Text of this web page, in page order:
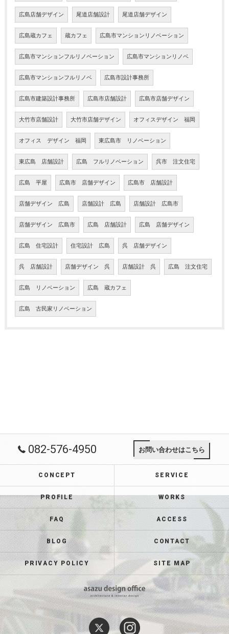
広島店舗デザイン 尾道店舗設計 尾道店舗デザイン
広島蔵カフェ 蔵カフェ 広島市マンションリノベーション
広島市マンションフルリノベーション 広島市マンションリノベ
広島市マンションフルリノベ 広島市設計事務所
広島市建築設計事務所 広島市店舗設計 広島市店舗デザイン
大竹市店舗設計 大竹市店舗デザイン オフィスデザイン 福岡
オフィス デザイン 福岡 東広島市 リノベーション
東広島 店舗設計 広島 フルリノベーション 呉市 注文住宅
広島 平屋 広島市 店舗デザイン 広島市 店舗設計
店舗デザイン 広島 店舗設計 広島 店舗設計 広島市
店舗デザイン 広島市 広島 店舗設計 広島 店舗デザイン
広島 住宅設計 住宅設計 広島 呉 店舗デザイン
呉 店舗設計 店舗デザイン 呉 店舗設計 呉 広島 注文住宅
広島 リノベーション 広島 蔵カフェ
広島 古民家リノベーション
082-576-4950 お問い合わせはこちら
CONCEPT SERVICE
PROFILE WORKS
FAQ ACCESS
BLOG CONTACT
PRIVACY POLICY SITE MAP